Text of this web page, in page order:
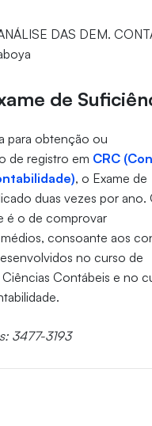
DAS DEM.
de
para obtenção ou
de registro em CRC
, o Exame de
duas vezes por ano.
é o de comprovar
consoante aos
no curso de
Contábeis e no
3477-3193